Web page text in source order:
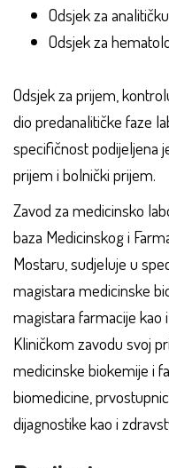
Odsjek za
Odsjek za
Odsjek za prijem,
dio predanalitičke faze
specifičnost podijeljena
prijem i bolnički prijem.
Zavod za medicinsko
baza Medicinskog i
Mostaru, sudjeluje u
magistara medicinske
magistara farmacije kao
Kliničkom zavodu svoj
medicinske biokemije i
biomedicine,
dijagnostike kao i